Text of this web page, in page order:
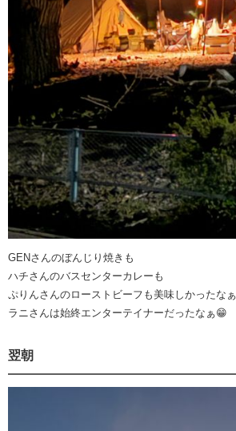
GENさんのぼんじり焼きも
ハチさんのバスセンターカレーも
ぷりんさんのローストビーフも美味しかったなぁ
ラニさんは始終エンターテイナーだったなぁ😁
翌朝